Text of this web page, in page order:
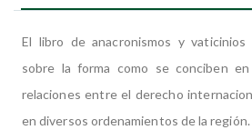
El libro de anacronismos y
sobre la forma como se conciben
relaciones entre el derecho
en diversos ordenamientos de la región.